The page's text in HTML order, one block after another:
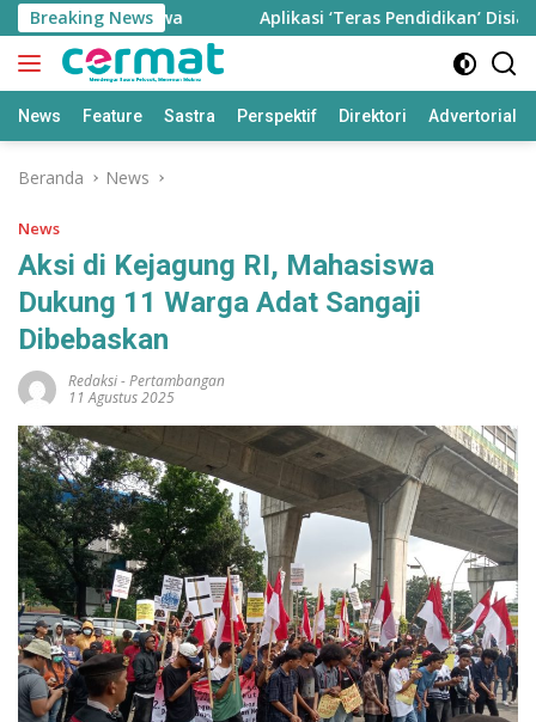
Langsung
ke
konten
Breaking News
77,85 Ribu Jiwa Aplikasi ‘Teras Pendidikan’
News Feature Sastra Perspektif Direktori Advertorial
Beranda News
News
Aksi di Kejagung RI, Mahasiswa
Dukung 11 Warga Adat Sangaji
Dibebaskan
Redaksi-Pertambangan
11 Agustus 2025